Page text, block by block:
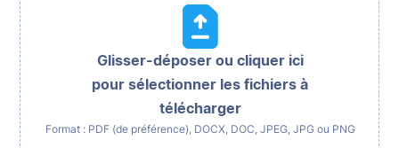
Glisser-déposer ou cliquer ici
pour sélectionner les fichiers à
télécharger
Format : PDF (de préférence), DOCX, DOC, JPEG, JPG ou PNG